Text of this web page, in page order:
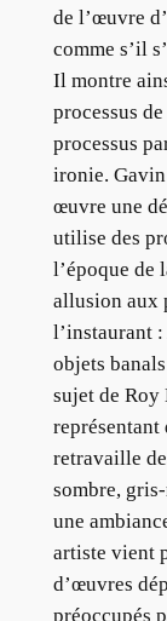
de l’œuvre
comme s’il
Il montre
processus
processus
ironie. Gavin
œuvre une
utilise des
l’époque de
allusion aux
l’instaurant
objets
sujet de Roy
représentant
retravaille
sombre,
une
artiste vient
d’œuvres
préoccupés